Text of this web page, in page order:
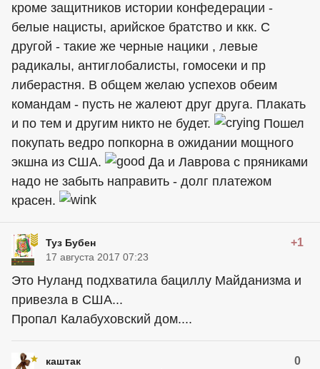
кроме защитников истории конфедерации -
белые нацисты, арийское братство и ккк. С
другой - такие же черные нацики , левые
радикалы, антиглобалисты, гомосеки и пр
либерастня. В общем желаю успехов обеим
командам - пусть не жалеют друг друга. Плакать
и по тем и другим никто не будет.
Пошел
покупать ведро попкорна в ожидании мощного
экшна из США.
Да и Лаврова с пряниками
надо не забыть направить - долг платежом
красен.
Туз Бубен +1
17 августа 2017 07:23
Это Нуланд подхватила бациллу Майданизма и
привезла в США...
Пропал Калабуховский дом....
каштак 0